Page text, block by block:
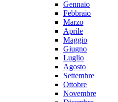
Gennaio
Febbraio
Marzo
Aprile
Maggio
Giugno
Luglio
Agosto
Settembre
Ottobre
Novembre